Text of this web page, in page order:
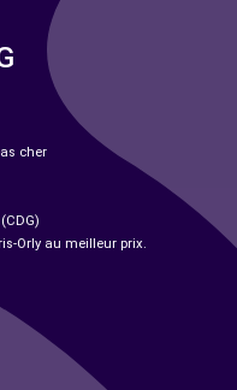
cher
Orly au meilleur prix.